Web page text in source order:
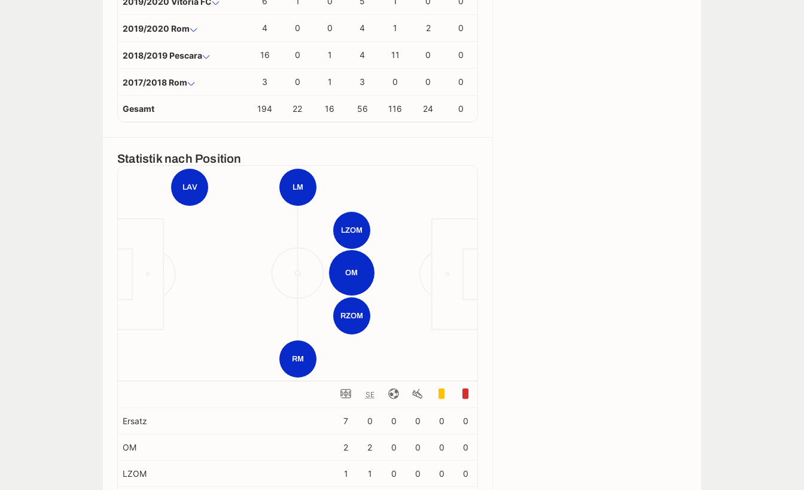
2019/2020 Rom 4 0 0 4 1 2 0
2018/2019 Pescara 16 0 1 4 11 0 0
2017/2018 Rom 3 0 1 3 0 0 0
Gesamt 194 22 16 56 116 24 0
Statistik nach Position
OM
LZOM
RZOM
LM
RM
LAV
SE
Ersatz 7 0 0 0 0 0
OM 2 2 0 0 0 0
LZOM 1 1 0 0 0 0